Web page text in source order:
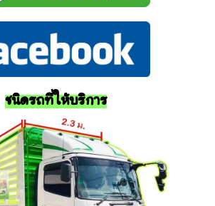
ชนิดรถที่ให้บริการ